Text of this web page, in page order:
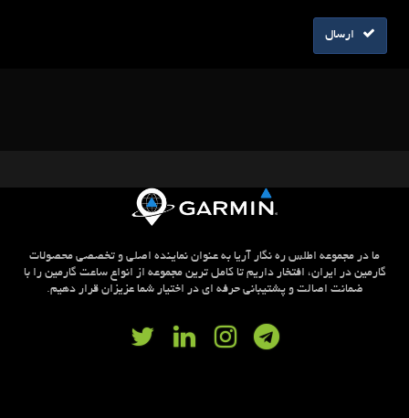
ارسال
ما در مجموعه اطلس ره نگار آریا به عنوان نماینده اصلی و تخصصی محصولات
گارمین در ایران، افتخار داریم تا کامل ترین مجموعه از انواع ساعت گارمین را با
ضمانت اصالت و پشتیبانی حرفه ای در اختیار شما عزیزان قرار دهیم.